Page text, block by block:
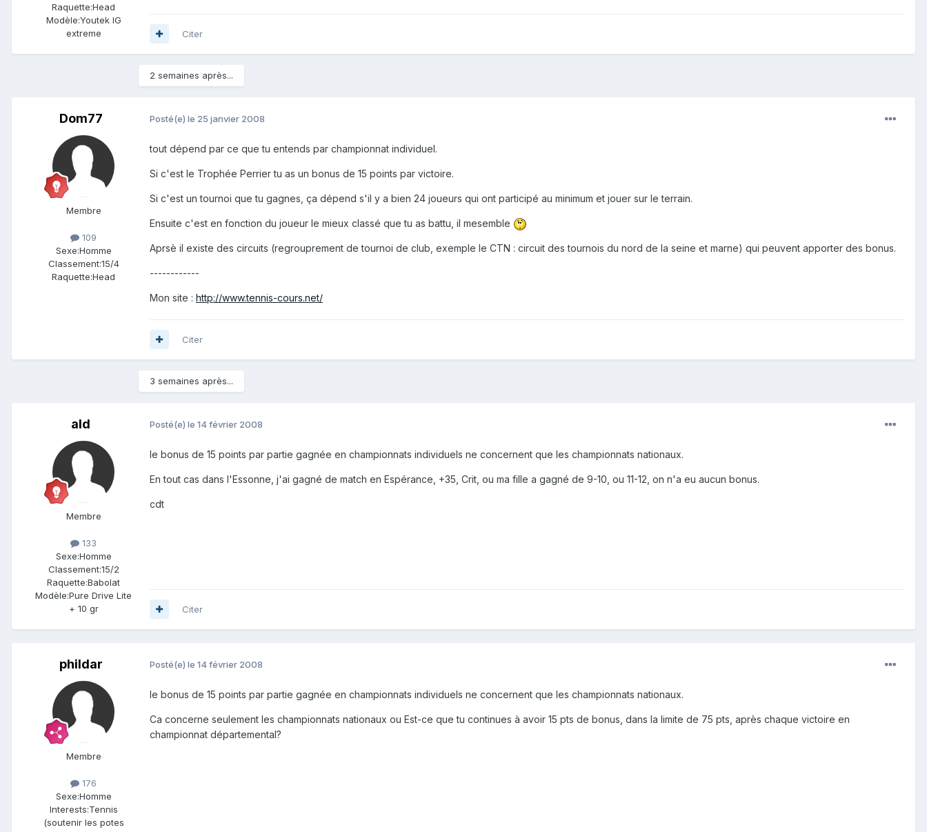
Raquette:Head
Modèle:Youtek IG
extreme
Citer
2 semaines après...
Dom77
Membre
109
Sexe:Homme
Classement:15/4
Raquette:Head
Posté(e) le 25 janvier 2008
tout dépend par ce que tu entends par championnat individuel.
Si c'est le Trophée Perrier tu as un bonus de 15 points par victoire.
Si c'est un tournoi que tu gagnes, ça dépend s'il y a bien 24 joueurs qui ont participé au minimum et jouer sur le terrain.
Ensuite c'est en fonction du joueur le mieux classé que tu as battu, il mesemble
Aprsè il existe des circuits (regrouprement de tournoi de club, exemple le CTN : circuit des tournois du nord de la seine et marne) qui peuvent apporter des bonus.
------------
Mon site : http://www.tennis-cours.net/
Citer
3 semaines après...
ald
Membre
133
Sexe:Homme
Classement:15/2
Raquette:Babolat
Modèle:Pure Drive Lite
+ 10 gr
Posté(e) le 14 février 2008
le bonus de 15 points par partie gagnée en championnats individuels ne concernent que les championnats nationaux.
En tout cas dans l'Essonne, j'ai gagné de match en Espérance, +35, Crit, ou ma fille a gagné de 9-10, ou 11-12, on n'a eu aucun bonus.
cdt
Citer
phildar
Membre
176
Sexe:Homme
Interests:Tennis
(soutenir les potes
Posté(e) le 14 février 2008
le bonus de 15 points par partie gagnée en championnats individuels ne concernent que les championnats nationaux.
Ca concerne seulement les championnats nationaux ou Est-ce que tu continues à avoir 15 pts de bonus, dans la limite de 75 pts, après chaque victoire en
championnat départemental?